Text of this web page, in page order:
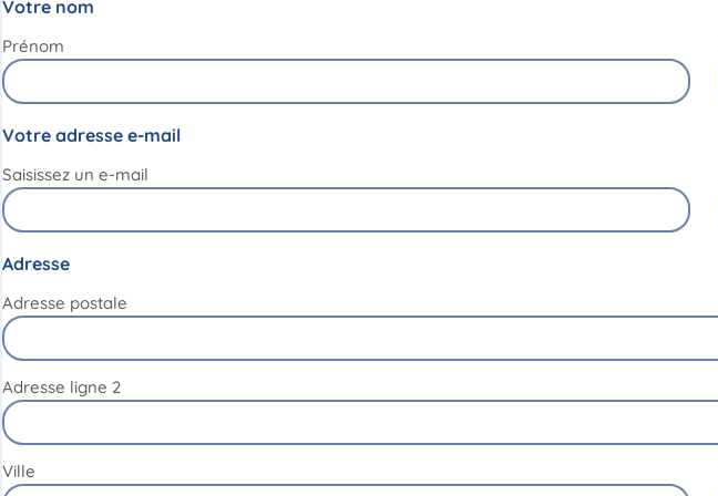
Votre nom
Prénom
Votre adresse e-mail
Saisissez un e-mail
Adresse
Adresse postale
Adresse ligne 2
Ville